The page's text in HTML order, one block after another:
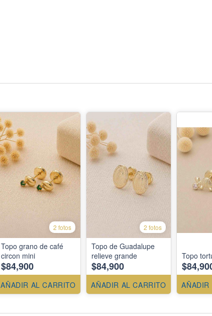
2 fotos
Topo grano de café
circon mini
$84,900
AÑADIR AL CARRITO
2 fotos
Topo de Guadalupe
relieve grande
$84,900
AÑADIR AL CARRITO
Topo
AÑADIR